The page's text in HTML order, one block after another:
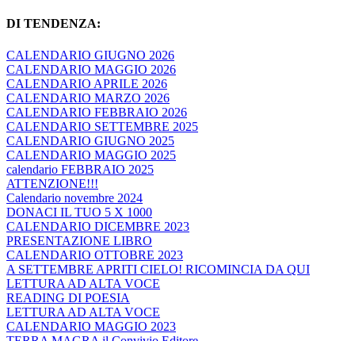
DI TENDENZA:
CALENDARIO GIUGNO 2026
CALENDARIO MAGGIO 2026
CALENDARIO APRILE 2026
CALENDARIO MARZO 2026
CALENDARIO FEBBRAIO 2026
CALENDARIO SETTEMBRE 2025
CALENDARIO GIUGNO 2025
CALENDARIO MAGGIO 2025
calendario FEBBRAIO 2025
ATTENZIONE!!!
Calendario novembre 2024
DONACI IL TUO 5 X 1000
CALENDARIO DICEMBRE 2023
PRESENTAZIONE LIBRO
CALENDARIO OTTOBRE 2023
A SETTEMBRE APRITI CIELO! RICOMINCIA DA QUI
LETTURA AD ALTA VOCE
READING DI POESIA
LETTURA AD ALTA VOCE
CALENDARIO MAGGIO 2023